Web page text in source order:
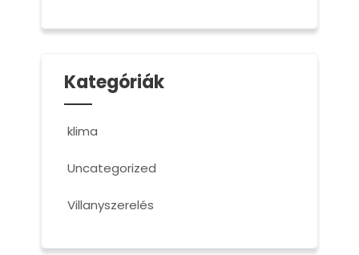
Kategóriák
klima
Uncategorized
Villanyszerelés